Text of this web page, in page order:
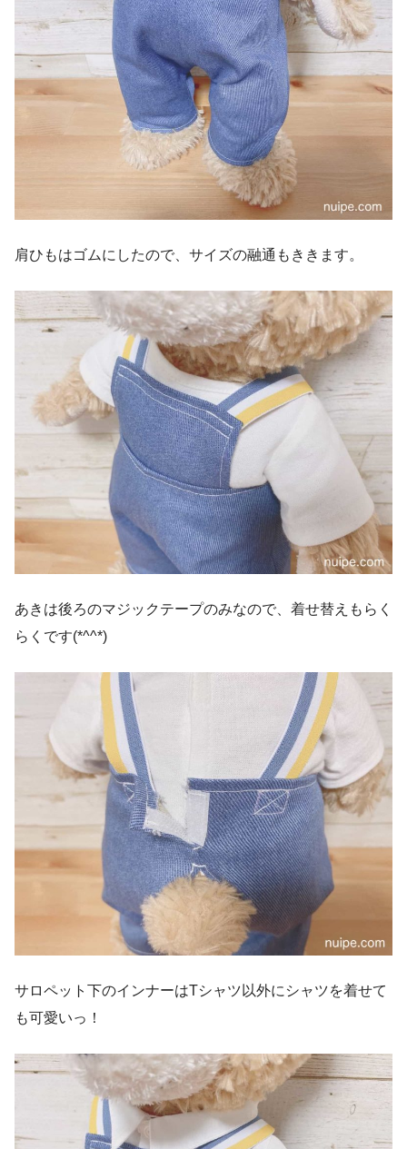
肩ひもはゴムにしたので、サイズの融通もききます。
あきは後ろのマジックテープのみなので、着せ替えもらく
らくです(*^^*)
サロペット下のインナーはTシャツ以外にシャツを着せて
も可愛いっ！